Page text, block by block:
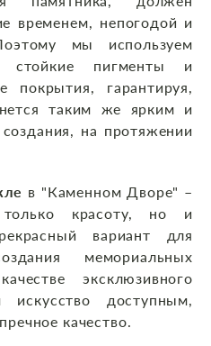
временем, непогодой и
мы используем
стойкие пигменты и
покрытия, гарантируя,
таким же ярким и
на протяжении
в "Каменном Дворе" –
красоту, но и
вариант для
мемориальных
эксклюзивного
доступным,
качество.